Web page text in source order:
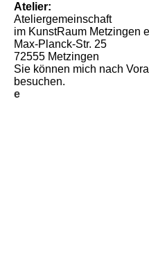
Atelier:
Ateliergemeinschaft
im KunstRaum Metzingen
Max-Planck-Str. 25
72555 Metzingen
Sie können mich nach
besuchen.
e